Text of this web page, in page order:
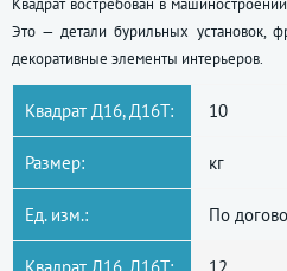
Квадрат востребован в
Это — детали бурильных установок,
декоративные элементы интерьеров.
Квадрат Д16, Д16Т: 10
Размер: кг
Ед. изм.: По